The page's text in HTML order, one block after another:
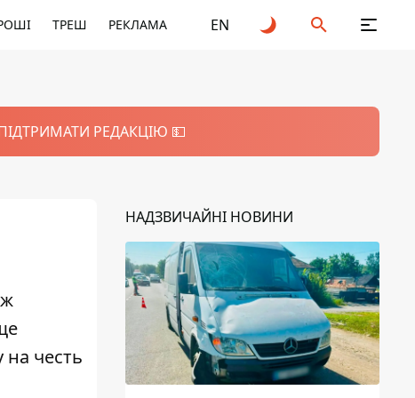
ТРЕШ РЕКЛАМА EN
РЕДАКЦІЮ 💵
на честь
НАДЗВИЧАЙНІ НОВИНИ